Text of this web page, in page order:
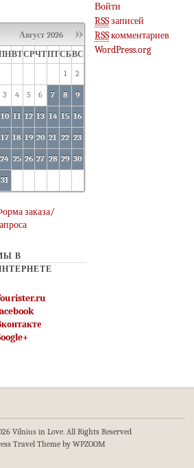
»
Август 2026
ВТСРЧТПТСБВС
1
2
3 4 5 6 7 8 9
10 11 12 13 14 15 16
17 18 19 20 21 22 23
24 25 26 27 28 29 30
31
заказа/
В
Войти
RSSзаписей
RSSкомментариев
WordPress.org
Vilnius in Love. All Rights Reserved
Travel Theme byWPZOOM